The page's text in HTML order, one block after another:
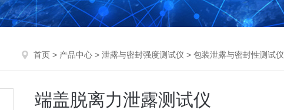
首页 > 产品中心 > 泄露与密封强度测试仪 > 包装泄露与密封性测试仪
端盖脱离力泄露测试仪